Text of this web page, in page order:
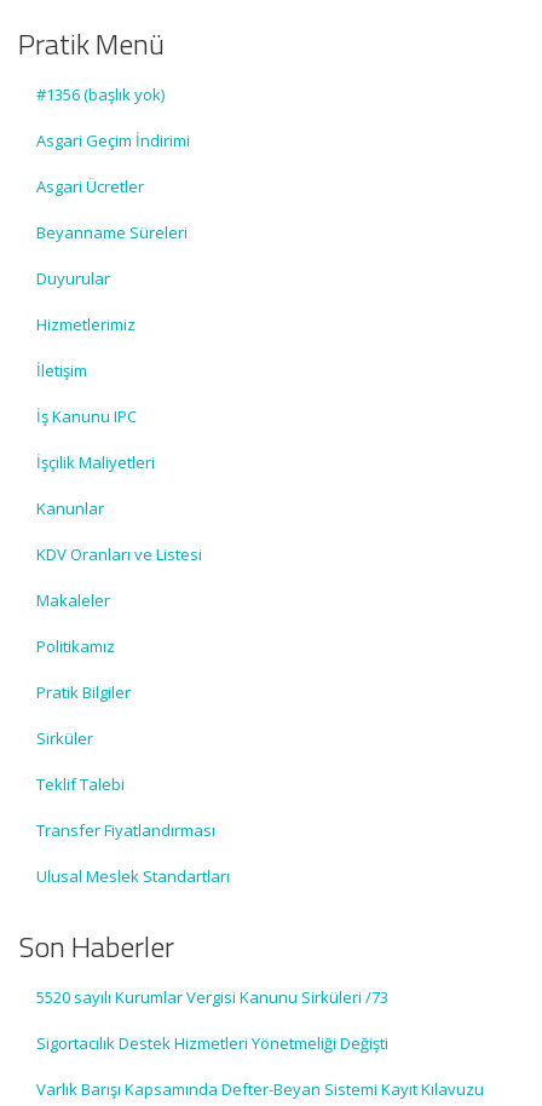
Pratik Menü
#1356 (başlık yok)
Asgari Geçim İndirimi
Asgari Ücretler
Beyanname Süreleri
Duyurular
Hizmetlerimiz
İletişim
İş Kanunu IPC
İşçilik Maliyetleri
Kanunlar
KDV Oranları ve Listesi
Makaleler
Politikamız
Pratik Bilgiler
Sirküler
Teklif Talebi
Transfer Fiyatlandırması
Ulusal Meslek Standartları
Son Haberler
5520 sayılı Kurumlar Vergisi Kanunu Sirküleri /73
Sigortacılık Destek Hizmetleri Yönetmeliği Değişti
Varlık Barışı Kapsamında Defter-Beyan Sistemi Kayıt Kılavuzu